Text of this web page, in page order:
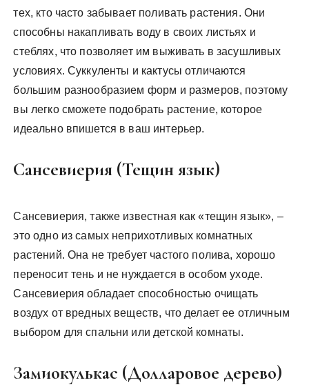
тех, кто часто забывает поливать растения. Они
способны накапливать воду в своих листьях и
стеблях, что позволяет им выживать в засушливых
условиях. Суккуленты и кактусы отличаются
большим разнообразием форм и размеров, поэтому
вы легко сможете подобрать растение, которое
идеально впишется в ваш интерьер.
Сансевиерия (Тещин язык)
Сансевиерия, также известная как «тещин язык», –
это одно из самых неприхотливых комнатных
растений. Она не требует частого полива, хорошо
переносит тень и не нуждается в особом уходе.
Сансевиерия обладает способностью очищать
воздух от вредных веществ, что делает ее отличным
выбором для спальни или детской комнаты.
Замиокулькас (Долларовое дерево)